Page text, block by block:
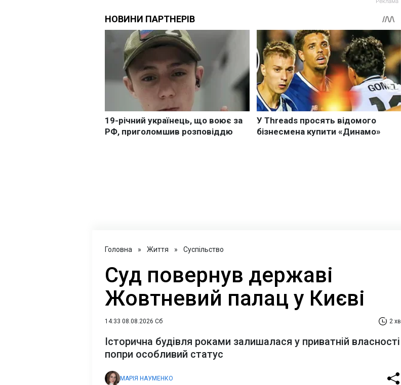
Головна » Життя » Суспільство
Суд повернув державі
Жовтневий палац у Києві
14:33 08.08.2026 Сб 2 хв
Історична будівля роками залишалася у приватній власності
попри особливий статус
МАРІЯ НАУМЕНКО